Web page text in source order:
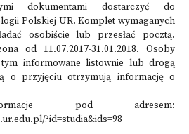
dokumentami dostarczyć do
Polskiej UR. Komplet wymaganych
osobiście lub przesłać pocztą.
od 11.07.2017-31.01.2018. Osoby
informowane listownie lub drogą
o przyjęciu otrzymują informację o
pod adresem:
?id=studia&ids=98